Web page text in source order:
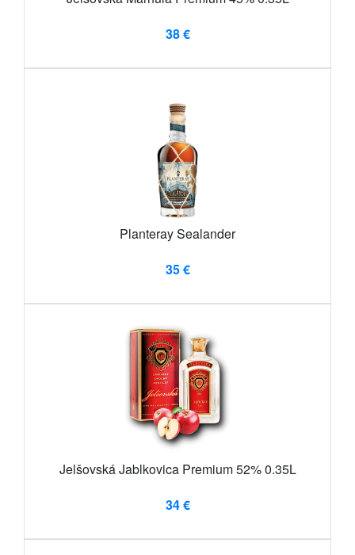
38 €
Planteray Sealander
35 €
Jelšovská Jablkovica Premium 52% 0.35L
34 €